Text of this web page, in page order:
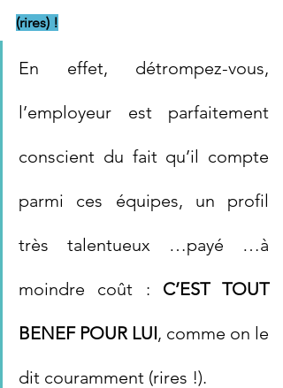
(rires) !
En effet, détrompez-vous,
l’employeur est parfaitement
conscient du fait qu’il compte
parmi ces équipes, un profil
très talentueux …payé …à
moindre coût : C’EST TOUT
BENEF POUR LUI, comme on le
dit couramment (rires !).